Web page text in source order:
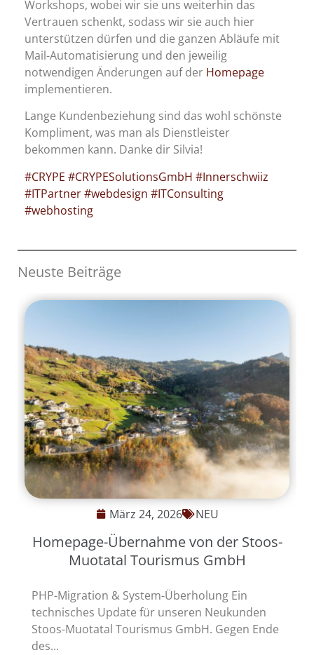
Workshops, wobei wir sie uns weiterhin das
Vertrauen schenkt, sodass wir sie auch hier
unterstützen dürfen und die ganzen Abläufe mit
Mail-Automatisierung und den jeweilig
notwendigen Änderungen auf der Homepage
implementieren.
Lange Kundenbeziehung sind das wohl schönste
Kompliment, was man als Dienstleister
bekommen kann. Danke dir Silvia!
#CRYPE #CRYPESolutionsGmbH #Innerschwiiz
#ITPartner#webdesign #ITConsulting
#webhosting
Neuste Beiträge
März 24, 2026 NEU
Homepage-Übernahme von der Stoos-
Muotatal Tourismus GmbH
PHP-Migration & System-Überholung Ein
technisches Update für unseren Neukunden
Stoos-Muotatal Tourismus GmbH. Gegen Ende
des...